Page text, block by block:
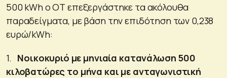
500 kWh ο ΟΤ επεξεργάστηκε τα ακόλουθα
παραδείγματα, με βάση την επιδότηση των 0,238
ευρώ/kWh:
1. Νοικοκυριό με μηνιαία κατανάλωση 500
κιλοβατώρες το μήνα και με ανταγωνιστική